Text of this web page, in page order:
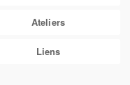
Ateliers
Liens